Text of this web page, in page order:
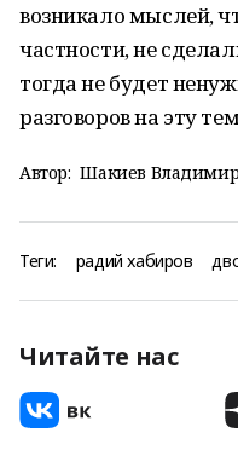
возникало мыслей,
частности, не
тогда не будет
разговоров на эту
Автор: Шакиев Владимир
Теги: радий хабиров
Читайте нас